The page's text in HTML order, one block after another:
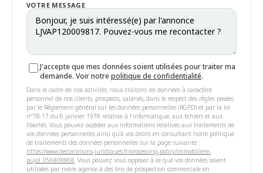
VOTRE MESSAGE
J'accepte que mes données soient utilisées pour traiter ma
demande. Voir notrepolitique de confidentialité.
Dans le cadre de nos activités, nous traitons les données à caractère
personnel de nos clients, prospects, salariés, dans le respect des règles posées
par le Règlement général sur les données personnelles (RGPD) et par la loi
n°78-17 du 6 janvier 1978 relative à l'informatique, aux fichiers et aux
libertés. Vous pouvez accéder aux informations relatives aux traitements de
vos données personnelles ainsi qu'à vos droits en consultant notre politique
de traitements des données personnelles sur la page suivante :
https://www.declarations-juridiques.fr/processing-policy/immobiliere-
pujol_056808868. Vous pouvez vous opposer à ce que vos données soient
utilisées par notre agence à des fins de prospection commerciale en